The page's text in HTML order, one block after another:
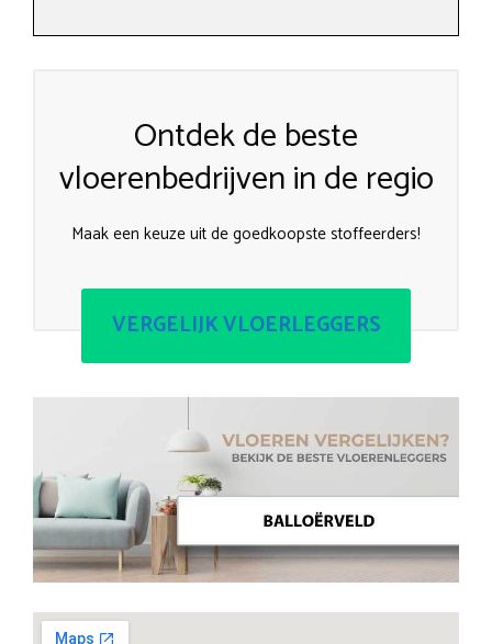
Ontdek de beste
vloerenbedrijven in de regio
Maak een keuze uit de goedkoopste stoffeerders!
VERGELIJK VLOERLEGGERS